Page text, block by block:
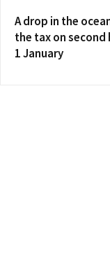
A drop in the
the tax on
1 January